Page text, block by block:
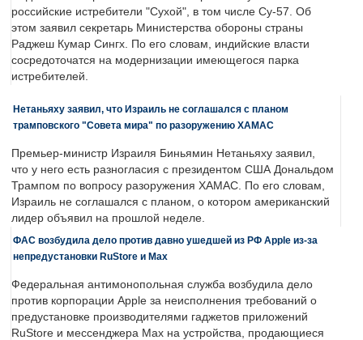
российские истребители "Сухой", в том числе Су-57. Об
этом заявил секретарь Министерства обороны страны
Раджеш Кумар Сингх. По его словам, индийские власти
сосредоточатся на модернизации имеющегося парка
истребителей.
Нетаньяху заявил, что Израиль не соглашался с планом
трамповского "Совета мира" по разоружению ХАМАС
Премьер-министр Израиля Биньямин Нетаньяху заявил,
что у него есть разногласия с президентом США Дональдом
Трампом по вопросу разоружения ХАМАС. По его словам,
Израиль не соглашался с планом, о котором американский
лидер объявил на прошлой неделе.
ФАС возбудила дело против давно ушедшей из РФ Apple из-за
непредустановки RuStore и Max
Федеральная антимонопольная служба возбудила дело
против корпорации Apple за неисполнения требований о
предустановке производителями гаджетов приложений
RuStore и мессенджера Max на устройства, продающиеся